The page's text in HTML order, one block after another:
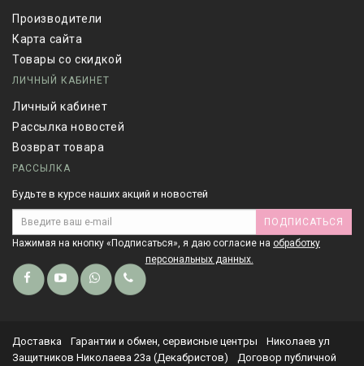
Производители
Карта сайта
Товары со скидкой
ЛИЧНЫЙ КАБИНЕТ
Личный кабинет
Рассылка новостей
Возврат товара
РАССЫЛКА
Будьте в курсе наших акций и новостей
ПОДПИСАТЬСЯ
Нажимая на кнопку «Подписаться», я даю cогласие на обработку
персональных данных.
Доставка Гарантии и обмен, сервисные центры
Николаев ул
Защитников Николаева 23а (Декабристов)
Договор публичной